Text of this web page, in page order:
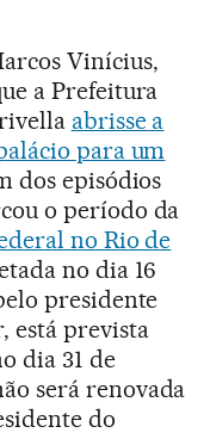
Vinícius,
a Prefeitura
abrisse a
para um
dos episódios
o período da
no Rio de
no dia 16
presidente
está prevista
dia 31 de
será renovada
do